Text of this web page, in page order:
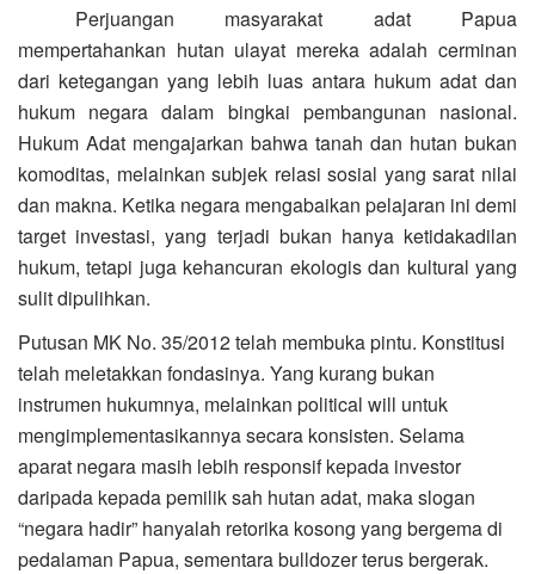
Perjuangan masyarakat adat Papua
mempertahankan hutan ulayat mereka adalah cerminan
dari ketegangan yang lebih luas antara hukum adat dan
hukum negara dalam bingkai pembangunan nasional.
Hukum Adat mengajarkan bahwa tanah dan hutan bukan
komoditas, melainkan subjek relasi sosial yang sarat nilai
dan makna. Ketika negara mengabaikan pelajaran ini demi
target investasi, yang terjadi bukan hanya ketidakadilan
hukum, tetapi juga kehancuran ekologis dan kultural yang
sulit dipulihkan.
Putusan MK No. 35/2012 telah membuka pintu. Konstitusi
telah meletakkan fondasinya. Yang kurang bukan
instrumen hukumnya, melainkan political will untuk
mengimplementasikannya secara konsisten. Selama
aparat negara masih lebih responsif kepada investor
daripada kepada pemilik sah hutan adat, maka slogan
“negara hadir” hanyalah retorika kosong yang bergema di
pedalaman Papua, sementara bulldozer terus bergerak.